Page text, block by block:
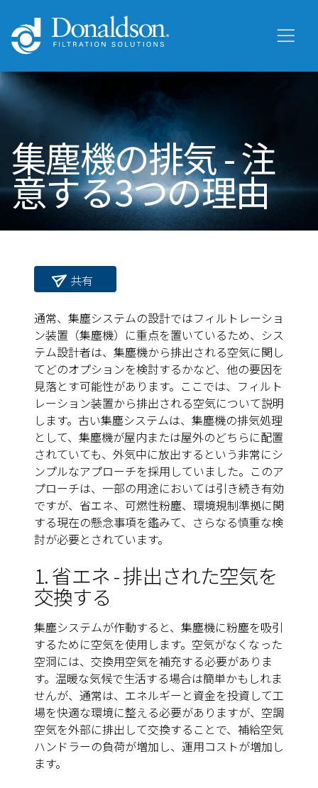
集塵機の排気 - 注
意する3つの理由
共有
通常、集塵システムの設計ではフィルトレーショ
ン装置（集塵機）に重点を置いているため、シス
テム設計者は、集塵機から排出される空気に関し
てどのオプションを検討するかなど、他の要因を
見落とす可能性があります。ここでは、フィルト
レーション装置から排出される空気について説明
します。古い集塵システムは、集塵機の排気処理
として、集塵機が屋内または屋外のどちらに配置
されていても、外気中に放出するという非常にシ
ンプルなアプローチを採用していました。このア
プローチは、一部の用途においては引き続き有効
ですが、省エネ、可燃性粉塵、環境規制準拠に関
する現在の懸念事項を鑑みて、さらなる慎重な検
討が必要とされています。
1. 省エネ - 排出された空気を
交換する
集塵システムが作動すると、集塵機に粉塵を吸引
するために空気を使用します。空気がなくなった
空洞には、交換用空気を補充する必要がありま
す。温暖な気候で生活する場合は簡単かもしれま
せんが、通常は、エネルギーと資金を投資して工
場を快適な環境に整える必要がありますが、空調
空気を外部に排出して交換することで、補給空気
ハンドラーの負荷が増加し、運用コストが増加し
ます。